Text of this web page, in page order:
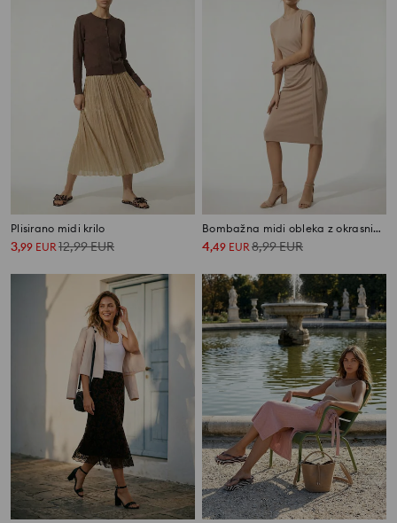
Plisirano midi krilo
3,99 EUR 12,99EUR
Bombažna midi obleka z okrasnim trakom in zarezom
4,49 EUR 8,99EUR